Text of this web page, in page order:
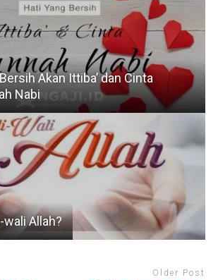
Akan Ittiba’ dan Cinta
Nabi
wali Allah?
Older Post